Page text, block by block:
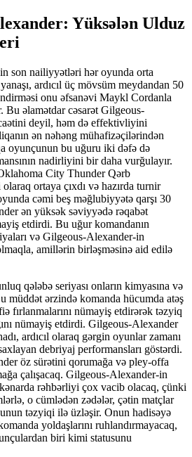
Yüksələn Ulduz
son nailiyyətləri hər oyunda orta
ardıcıl üç mövsüm meydandan 50
onu əfsanəvi Maykl Cordanla
Bu əlamətdar cəsarət Gilgeous-
deyil, həm də effektivliyini
ən nəhəng mühafizəçilərindən
oyunçunun bu uğuru iki dəfə də
nadirliyini bir daha vurğulayır.
City Thunder Qərb
ortaya çıxdı və hazırda turnir
cəmi beş məğlubiyyətə qarşı 30
ən yüksək səviyyədə rəqabət
etdirdi. Bu uğur komandanın
və Gilgeous-Alexander-in
amillərin birləşməsinə aid edilə
qələbə seriyası onların kimyasına və
müddət ərzində komanda hücumda atəş
fırlanmalarını nümayiş etdirərək təzyiq
nümayiş etdirdi. Gilgeous-Alexander
ardıcıl olaraq gərgin oyunlar zamanı
debriyaj performansları göstərdi.
öz sürətini qorumağa və pley-offa
çalışacaq. Gilgeous-Alexander-in
rəhbərliyi çox vacib olacaq, çünki
o cümlədən zədələr, çətin matçlar
təzyiqi ilə üzləşir. Onun hadisəyə
yoldaşlarını ruhlandırmayacaq,
biri kimi statusunu